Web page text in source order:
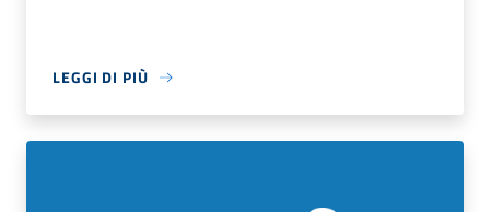
LEGGI DI PIÙ